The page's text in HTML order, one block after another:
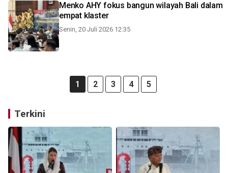
Menko AHY fokus bangun wilayah Bali dalam
empat klaster
Senin, 20 Juli 2026 12:35
1 2 3 4 5
Terkini